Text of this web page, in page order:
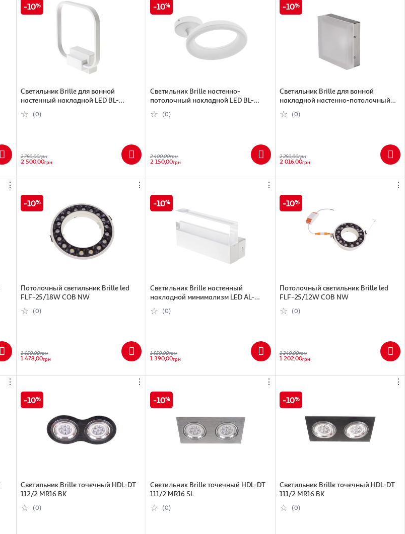
10
Светильник Brille для ванной
настенный накладной LED BL-
378W/6W WH
(0)
2 790,00грн
2 500,00грн
10
Светильник Brille настенно-
потолочный накладной LED BL-
480W/9W WH
(0)
2 400,00грн
2 150,00грн
10
Светильник Brille для ванной
накладной настенно-потолочный
BR-02 926/2
(0)
2 250,00грн
2 016,00грн
⋮
⋮
10
Потолочный светильник Brille led
FLF-25/18W COB NW
(0)
1 650,00грн
1 478,00грн
⋮
10
Светильник Brille настенный
накладной минимализм LED AL-
501/6W NW WH IP20
(0)
1 550,00грн
1 390,00грн
⋮
10
Потолочный светильник Brille led
FLF-25/12W COB NW
(0)
1 340,00грн
1 202,00грн
⋮
⋮
10
Cветильник Brille точечный HDL-DT
112/2 MR16 BK
(0)
⋮
10
Cветильник Brille точечный HDL-DT
111/2 MR16 SL
(0)
⋮
10
Cветильник Brille точечный HDL-DT
111/2 MR16 BK
(0)